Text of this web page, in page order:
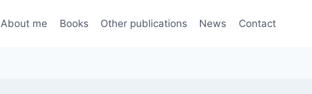
About me Books Other publications News Contact